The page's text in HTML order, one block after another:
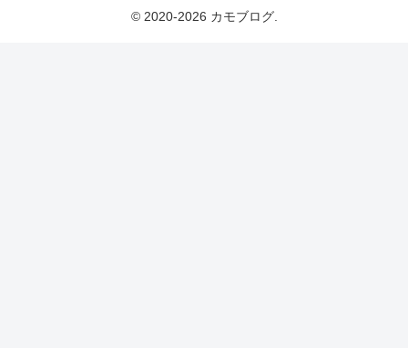
© 2020-2026 カモブログ.